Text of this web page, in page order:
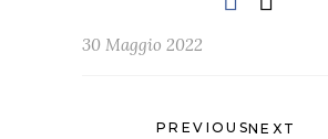
30 Maggio 2022
PREVIOUSNEXT